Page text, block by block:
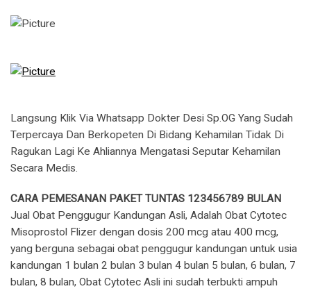
Langsung Klik Via Whatsapp Dokter Desi Sp.OG Yang Sudah
Terpercaya Dan Berkopeten Di Bidang Kehamilan Tidak Di
Ragukan Lagi Ke Ahliannya Mengatasi Seputar Kehamilan
Secara Medis.
CARA PEMESANAN PAKET TUNTAS 123456789 BULAN
Jual Obat Penggugur Kandungan Asli, Adalah Obat Cytotec
Misoprostol Flizer dengan dosis 200 mcg atau 400 mcg,
yang berguna sebagai obat penggugur kandungan untuk usia
kandungan 1 bulan 2 bulan 3 bulan 4 bulan 5 bulan, 6 bulan, 7
bulan, 8 bulan, Obat Cytotec Asli ini sudah terbukti ampuh